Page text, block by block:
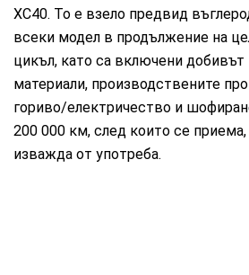
XC40. То е взело предвид
всеки модел в продължение на
цикъл, като са включени добивът
материали, производствените
гориво/електричество и
200 000 км, след които се приема,
изважда от употреба.